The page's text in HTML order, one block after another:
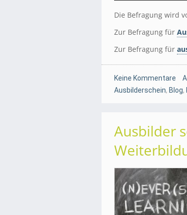
Die Befragung wird
Zur Befragung für
Zur Befragung für
Keine Kommentare
Ausbilderschein, Blog,
Ausbilder